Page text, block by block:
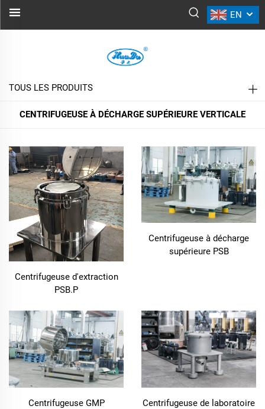
EN
CENTRIFUGEUSE À DÉCHARGE
SUPÉRIEURE VERTICALE
TOUS LES PRODUITS
CENTRIFUGEUSE À DÉCHARGE SUPÉRIEURE VERTICALE
Centrifugeuse d'extraction
PSB.P
Centrifugeuse à décharge
supérieure PSB
Centrifugeuse GMP
Centrifugeuse de laboratoire